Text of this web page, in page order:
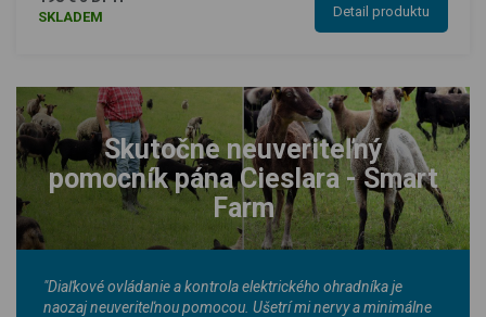
SKLADEM Detail produktu
Skutočne neuveriteľný
pomocník pána Cieslara - Smart
Farm
"Diaľkové ovládanie a kontrola elektrického ohradníka je
naozaj neuveriteľnou pomocou. Ušetrí mi nervy a minimálne